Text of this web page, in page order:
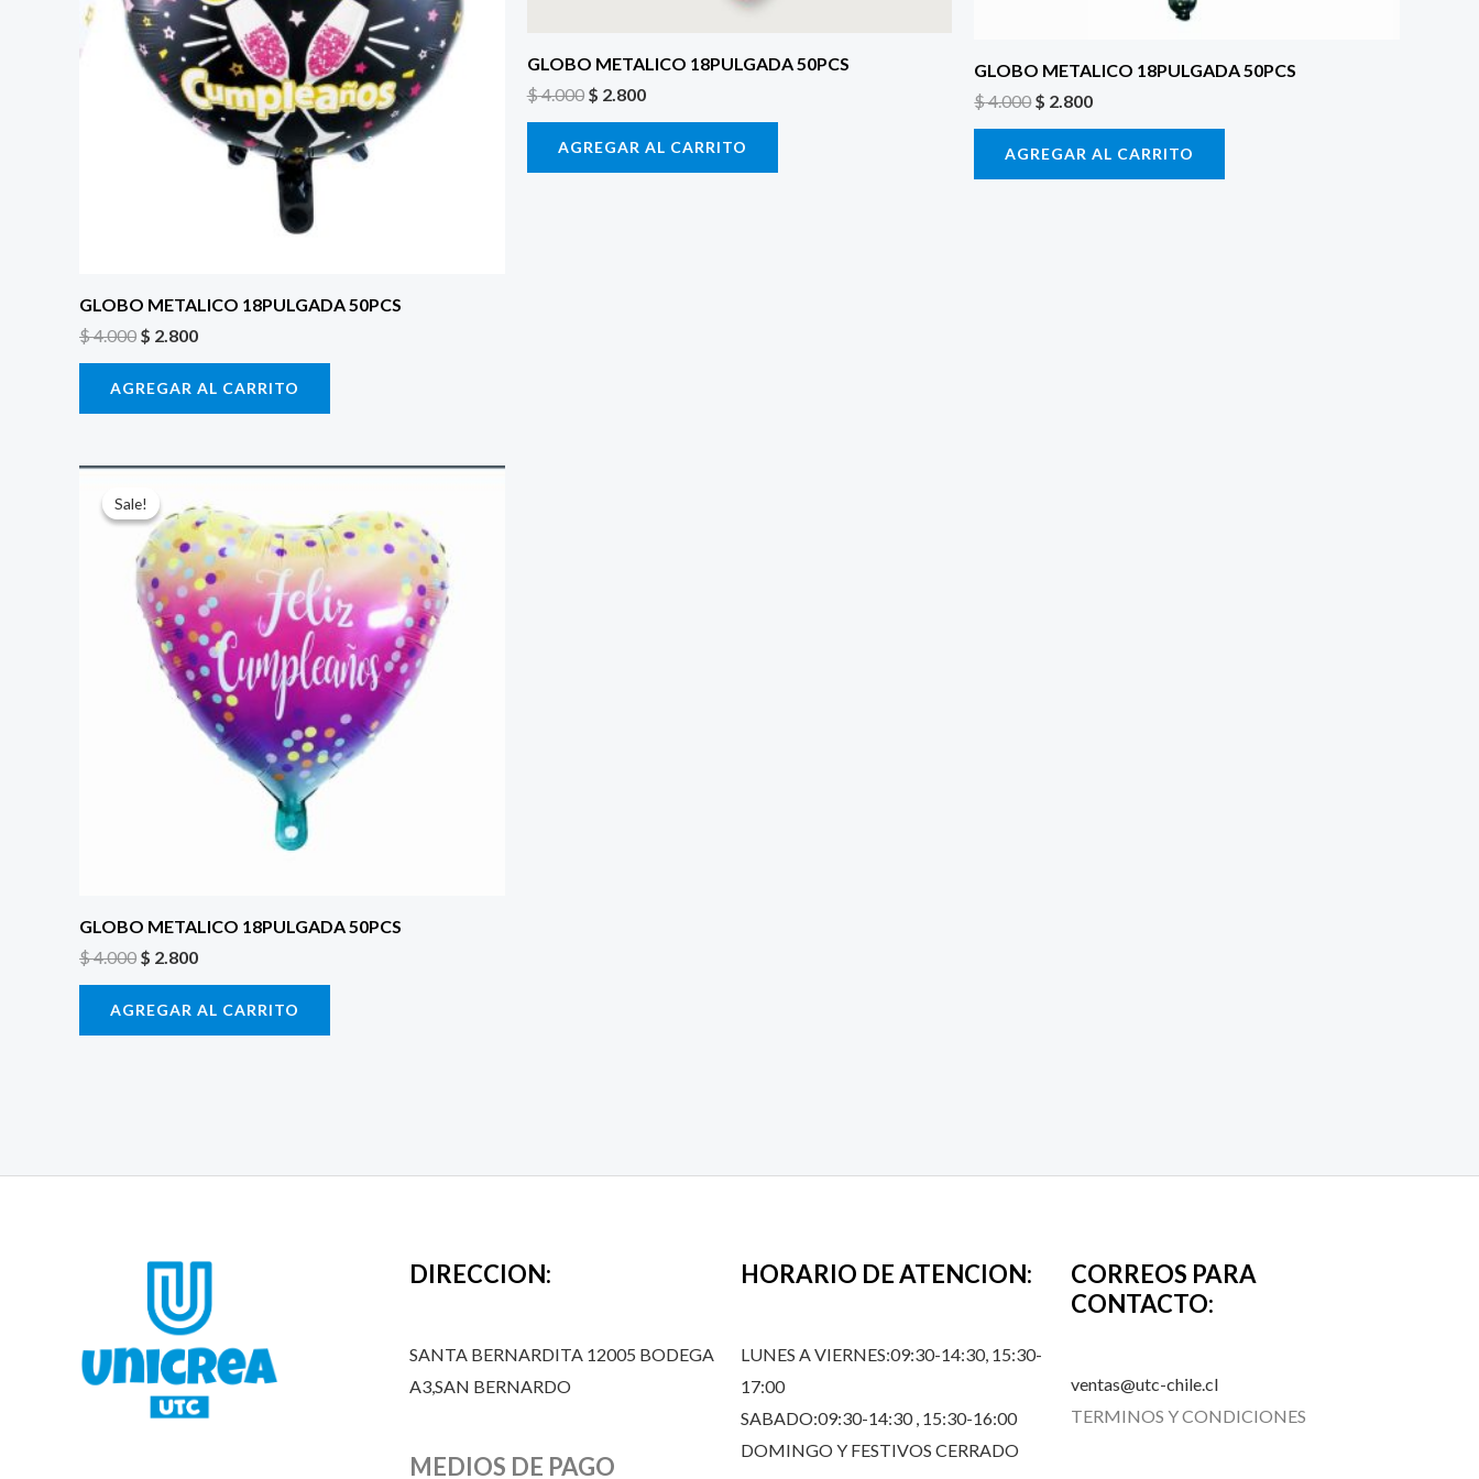
GLOBO METALICO 18PULGADA 50PCS
$4.000 $ 2.800
AGREGAR AL CARRITO
GLOBO METALICO 18PULGADA 50PCS
$4.000 $ 2.800
AGREGAR AL CARRITO
GLOBO METALICO 18PULGADA 50PCS
$4.000$ 2.800
AGREGAR AL CARRITO
Sale!
Sale!
GLOBO METALICO 18PULGADA 50PCS
$4.000
El
precio
original
era:
$ 4.000.
$ 2.800
El
actual
es:
$ 2.800.
AGREGAR AL CARRITO
DIRECCION:
SANTA BERNARDITA 12005 BODEGA
A3,SAN BERNARDO
MEDIOS DE PAGO
HORARIO DE ATENCION:
LUNES A VIERNES:09:30-14:30, 15:30-
17:00
SABADO:09:30-14:30 , 15:30-16:00
DOMINGO Y FESTIVOS CERRADO
CORREOS PARA
CONTACTO:
ventas@utc-chile.cl
TERMINOS Y CONDICIONES